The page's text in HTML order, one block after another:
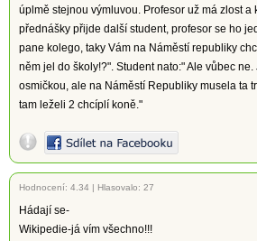
úplmě stejnou výmluvou. Profesor už má zlost a
přednášky přijde další student, profesor se ho
pane kolego, taky Vám na Náměstí republiky
něm jel do školy!?". Student nato:" Ale vůbec
osmičkou, ale na Náměstí Republiky musela ta
tam leželi 2 chcíplí koně."
Hodnocení: 4.34 | Hlasovalo: 27
Hádají se-
Wikipedie-já vím všechno!!!